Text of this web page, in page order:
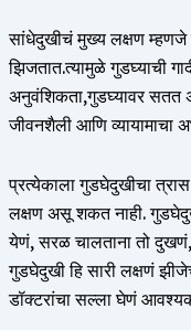
सांधेदुखीचं मुख्य लक्षण म्हणजे
झिजतात.त्यामुळे गुडघ्याची
अनुवंशिकता,गुडघ्यावर सतत
जीवनशैली आणि व्यायामाचा
प्रत्येकाला गुडघेदुखीचा
लक्षण असू शकत नाही.
येणं, सरळ चालताना तो दुखणं,
गुडघेदुखी हि सारी लक्षणं
डॉक्टरांचा सल्ला घेणं